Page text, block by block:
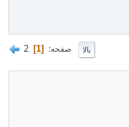
بالا صفحه 1
2